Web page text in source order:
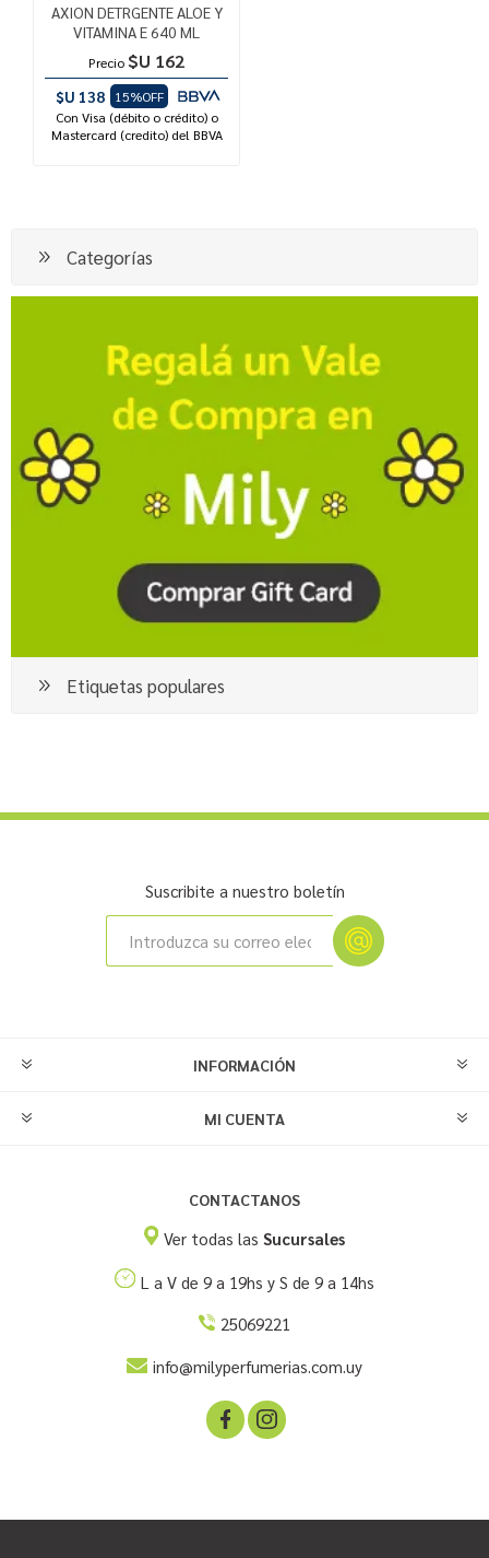
AXION DETRGENTE ALOE Y
VITAMINA E 640 ML
Precio $U 162
$U 138
15%OFF
Con Visa (débito o crédito) o
Mastercard (credito) del BBVA
Categorías
Etiquetas populares
Suscribite a nuestro boletín
INFORMACIÓN
MI CUENTA
CONTACTANOS
Ver todas las Sucursales
L a V de 9 a 19hs y S de 9 a 14hs
25069221
info@milyperfumerias.com.uy